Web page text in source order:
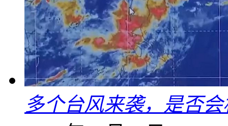
多个台风来袭，是否